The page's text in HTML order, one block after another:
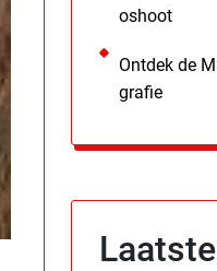
oshoot
Ontdek de
grafie